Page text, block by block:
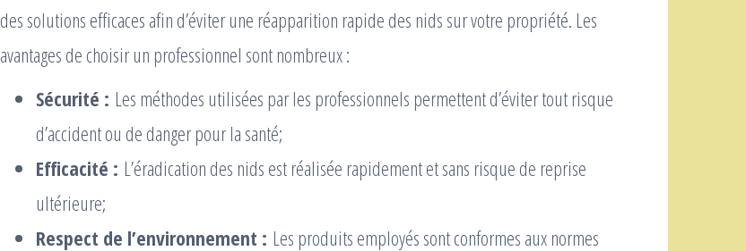
des solutions efficaces afin d’éviter une réapparition rapide des nids sur votre propriété. Les
avantages de choisir un professionnel sont nombreux :
Sécurité : Les méthodes utilisées par les professionnels permettent d’éviter tout risque
d’accident ou de danger pour la santé;
Efficacité : L’éradication des nids est réalisée rapidement et sans risque de reprise
ultérieure;
Respect de l’environnement : Les produits employés sont conformes aux normes